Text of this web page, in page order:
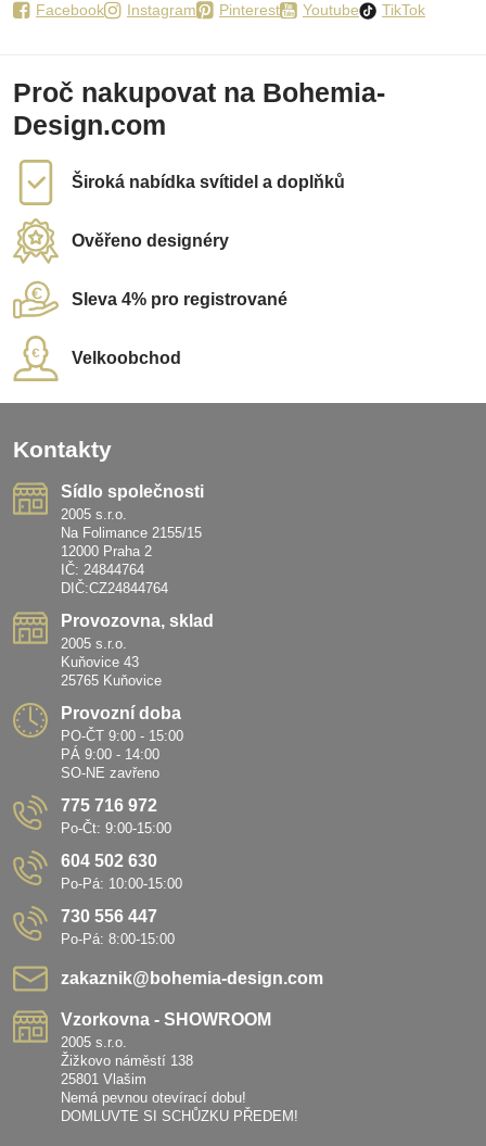
Facebook Instagram Pinterest Youtube TikTok
Proč nakupovat na Bohemia-
Design.com
Široká nabídka svítidel a doplňků
Ověřeno designéry
Sleva 4% pro registrované
Velkoobchod
Kontakty
Sídlo společnosti
2005 s.r.o.
Na Folimance 2155/15
12000 Praha 2
IČ: 24844764
DIČ:CZ24844764
Provozovna, sklad
2005 s.r.o.
Kuňovice 43
25765 Kuňovice
Provozní doba
PO-ČT 9:00 - 15:00
PÁ 9:00 - 14:00
SO-NE zavřeno
775 716 972
Po-Čt: 9:00-15:00
604 502 630
Po-Pá: 10:00-15:00
730 556 447
Po-Pá: 8:00-15:00
zakaznik​@bohemia-design​.com
Vzorkovna - SHOWROOM
2005 s.r.o.
Žižkovo náměstí 138
25801 Vlašim
Nemá pevnou otevírací dobu!
DOMLUVTE SI SCHŮZKU PŘEDEM!